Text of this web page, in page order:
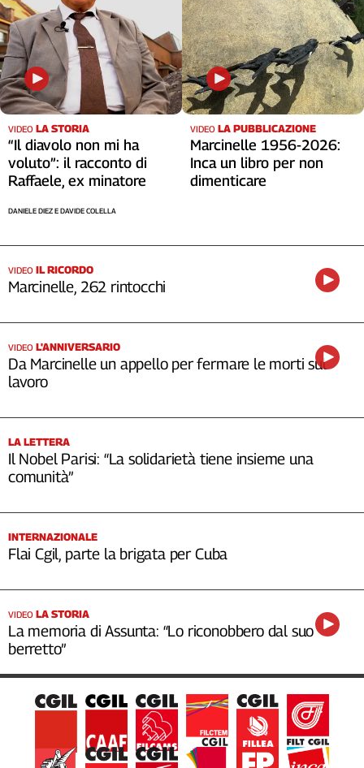
VIDEO LA STORIA
“Il diavolo non mi ha
voluto”: il racconto di
Raffaele, ex minatore
DANIELE DIEZ E DAVIDE COLELLA
VIDEO LA PUBBLICAZIONE
Marcinelle 1956-2026:
Inca un libro per non
dimenticare
VIDEO IL RICORDO
Marcinelle, 262 rintocchi
VIDEO L'ANNIVERSARIO
Da Marcinelle un appello per fermare le morti sul
lavoro
LA LETTERA
Il Nobel Parisi: “La solidarietà tiene insieme una
comunità”
INTERNAZIONALE
Flai Cgil, parte la brigata per Cuba
VIDEO LA STORIA
La memoria di Assunta: “Lo riconobbero dal suo
berretto”